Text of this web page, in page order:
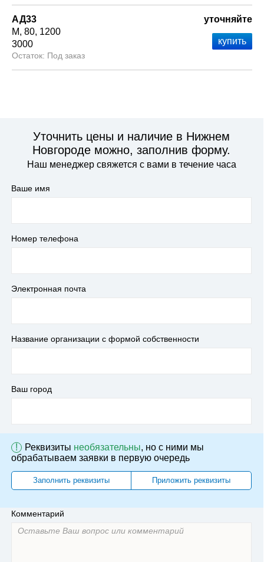
АД33
М 80 1200
3000
Под заказ
уточняйте
Уточнить цены и наличие в Нижнем
Новгороде можно, заполнив форму.
Наш менеджер свяжется с вами в течение часа
Ваше имя
Номер телефона
Электронная почта
Название организации с формой собственности
Ваш город
! Реквизиты необязательны, но с ними мы
обрабатываем заявки в первую очередь
Заполнить реквизиты Приложить реквизиты
Комментарий